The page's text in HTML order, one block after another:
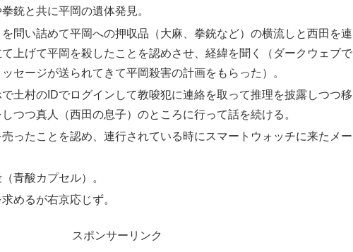
銃と共に平岡の遺体発見。
問い詰めて平岡への押収品（大麻、拳銃など）の横流しと西田を連
上げて平岡を殺したことを認めさせ、経緯を聞く（ダークウェブで
セージが送られてきて平岡殺害の計画をもらった）。
土村のIDでログインして教唆犯に連絡を取って推理を披露しつつ移
つつ真人（西田の息子）のところに行って話を続ける。
ったことを認め、連行されている時にスマートウォッチに来たメー
青酸カプセル）。
めるが右京応じず。
スポンサーリンク